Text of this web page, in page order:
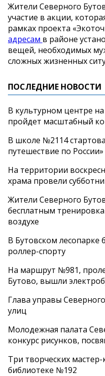
Жители Северного
участие в акции,
рамках проекта
адресам в районе
вещей, необходимых
сложных жизненных
ПОСЛЕДНИЕ НОВОСТИ
В культурном центре
пройдет масштабный
В школе №2114
путешествие по России»
На территории
храма провели
Жители Северного
бесплатным
воздухе
В Бутовском лесопарке
роллер-спорту
На маршрут №981,
Бутово, вышли
Глава управы
улиц
Молодежная палата
конкурс рисунков,
Три творческих
библиотеке №192